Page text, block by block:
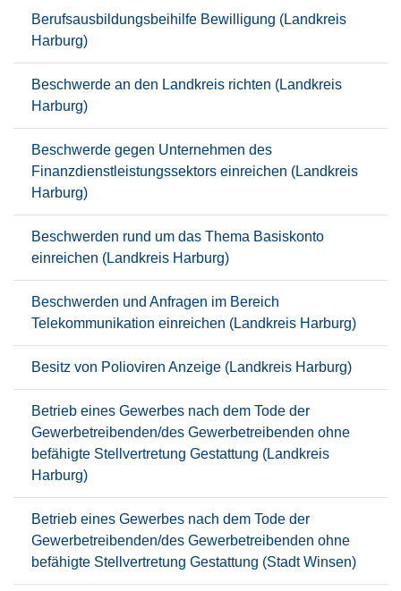
Berufsausbildungsbeihilfe Bewilligung (Landkreis
Harburg)
Beschwerde an den Landkreis richten (Landkreis
Harburg)
Beschwerde gegen Unternehmen des
Finanzdienstleistungssektors einreichen (Landkreis
Harburg)
Beschwerden rund um das Thema Basiskonto
einreichen (Landkreis Harburg)
Beschwerden und Anfragen im Bereich
Telekommunikation einreichen (Landkreis Harburg)
Besitz von Polioviren Anzeige (Landkreis Harburg)
Betrieb eines Gewerbes nach dem Tode der
Gewerbetreibenden/des Gewerbetreibenden ohne
befähigte Stellvertretung Gestattung (Landkreis
Harburg)
Betrieb eines Gewerbes nach dem Tode der
Gewerbetreibenden/des Gewerbetreibenden ohne
befähigte Stellvertretung Gestattung (Stadt Winsen)